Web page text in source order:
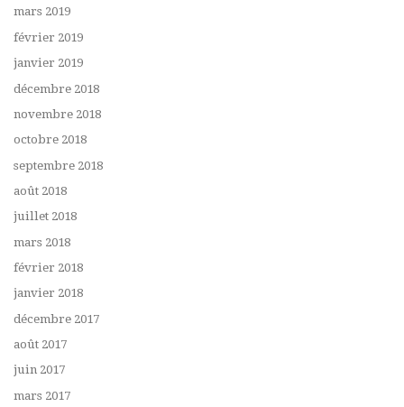
mars 2019
février 2019
janvier 2019
décembre 2018
novembre 2018
octobre 2018
septembre 2018
août 2018
juillet 2018
mars 2018
février 2018
janvier 2018
décembre 2017
août 2017
juin 2017
mars 2017